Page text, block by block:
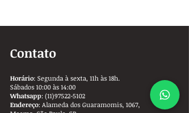
Contato
Horário: Segunda à sexta, 11h às 18h.
Sábados 10:00 às 14:00
Whatsapp: (11)97522-5102
Endereço: Alameda dos Guaramomis, 1067,